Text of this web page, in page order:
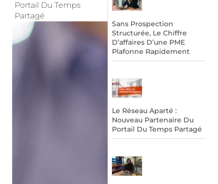
Portail Du Temps
Partagé
Sans Prospection
Structurée, Le Chiffre
D’affaires D’une PME
Plafonne Rapidement
Le Réseau Aparté :
Nouveau Partenaire Du
Portail Du Temps Partagé